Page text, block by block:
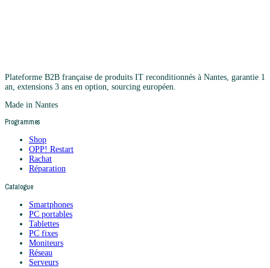
Plateforme B2B française de produits IT reconditionnés à Nantes, garantie 1
an, extensions 3 ans en option, sourcing européen.
Made in Nantes
Programmes
Shop
OPP! Restart
Rachat
Réparation
Catalogue
Smartphones
PC portables
Tablettes
PC fixes
Moniteurs
Réseau
Serveurs